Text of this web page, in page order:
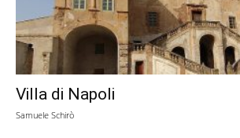
Villa di Napoli
Samuele Schirò